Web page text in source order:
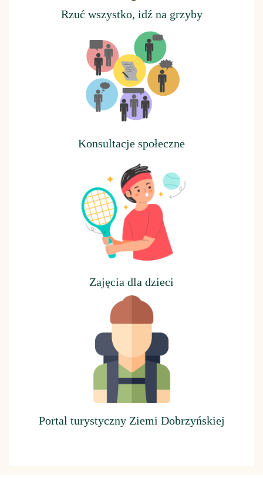
Rzuć wszystko, idź na grzyby
Konsultacje społeczne
Zajęcia dla dzieci
Portal turystyczny Ziemi Dobrzyńskiej